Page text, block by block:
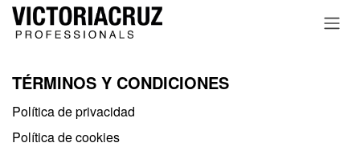
Ir al contenido
TÉRMINOS Y CONDICIONES
Política de privacidad​
Política de cookies